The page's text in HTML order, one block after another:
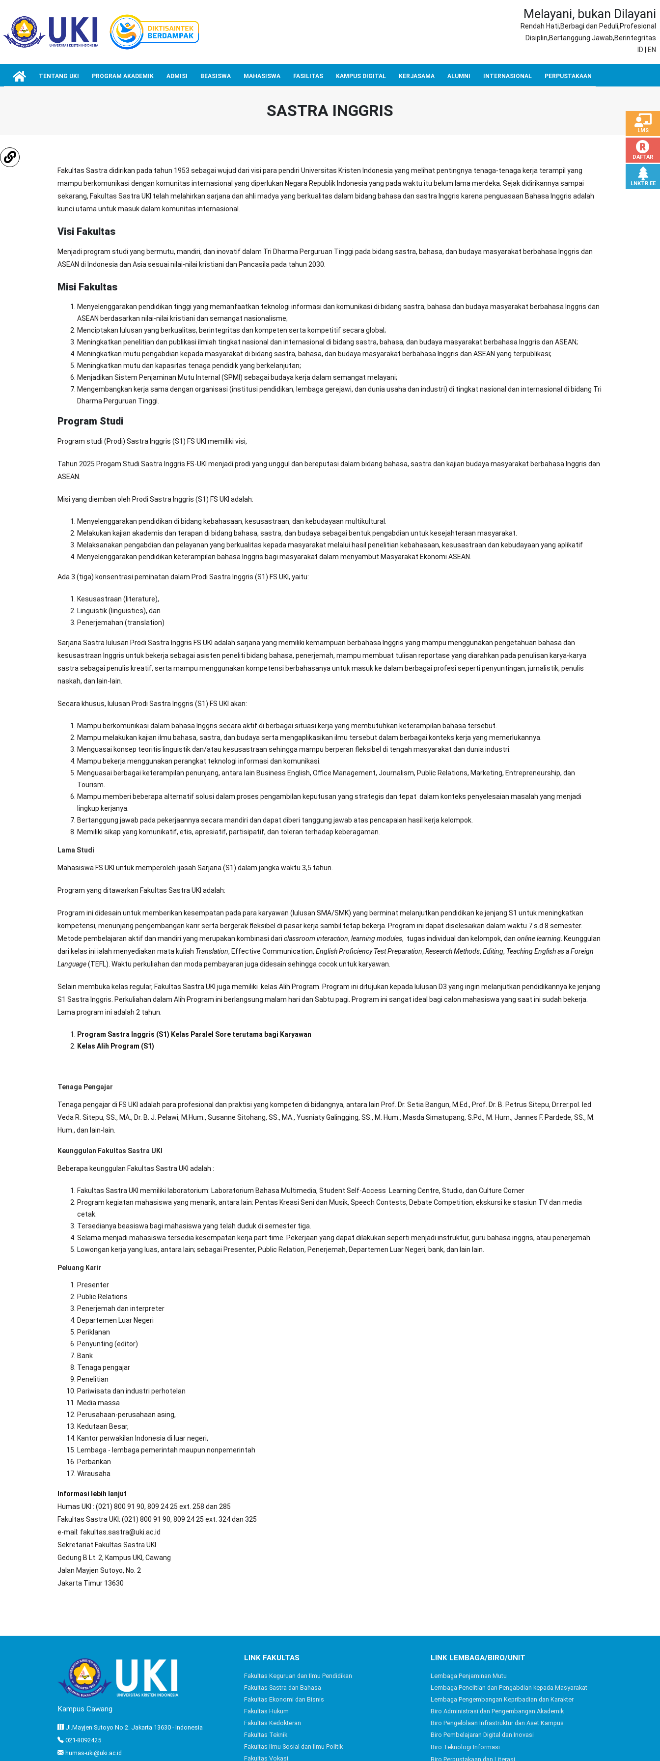
Melayani, bukan Dilayani
Rendah Hati,Berbagi dan Peduli,Profesional
Disiplin,Bertanggung Jawab,Berintegritas
ID
EN
TENTANG UKI PROGRAM AKADEMIK ADMISI BEASISWA MAHASISWA FASILITAS KAMPUS DIGITAL KERJASAMA ALUMNI INTERNASIONAL PERPUSTAKAAN
SASTRA INGGRIS
Fakultas Sastra didirikan pada tahun 1953 sebagai wujud dari visi para pendiri Universitas Kristen Indonesia yang melihat pentingnya tenaga-tenaga kerja terampil yang
mampu berkomunikasi dengan komunitas internasional yang diperlukan Negara Republik Indonesia yang pada waktu itu belum lama merdeka. Sejak didirikannya sampai
sekarang, Fakultas Sastra UKI telah melahirkan sarjana dan ahli madya yang berkualitas dalam bidang bahasa dan sastra Inggris karena penguasaan Bahasa Inggris adalah
kunci utama untuk masuk dalam komunitas internasional.
Visi Fakultas
Menjadi program studi yang bermutu, mandiri, dan inovatif dalam Tri Dharma Perguruan Tinggi pada bidang sastra, bahasa, dan budaya masyarakat berbahasa Inggris dan
ASEAN di Indonesia dan Asia sesuai nilai-nilai kristiani dan Pancasila pada tahun 2030.
Misi Fakultas
Menyelenggarakan pendidikan tinggi yang memanfaatkan teknologi informasi dan komunikasi di bidang sastra, bahasa dan budaya masyarakat berbahasa Inggris dan
ASEAN berdasarkan nilai-nilai kristiani dan semangat nasionalisme;
Menciptakan lulusan yang berkualitas, berintegritas dan kompeten serta kompetitif secara global;
Meningkatkan penelitian dan publikasi ilmiah tingkat nasional dan internasional di bidang sastra, bahasa, dan budaya masyarakat berbahasa Inggris dan ASEAN;
Meningkatkan mutu pengabdian kepada masyarakat di bidang sastra, bahasa, dan budaya masyarakat berbahasa Inggris dan ASEAN yang terpublikasi;
Meningkatkan mutu dan kapasitas tenaga pendidik yang berkelanjutan;
Menjadikan Sistem Penjaminan Mutu Internal (SPMI) sebagai budaya kerja dalam semangat melayani;
Mengembangkan kerja sama dengan organisasi (institusi pendidikan, lembaga gerejawi, dan dunia usaha dan industri) di tingkat nasional dan internasional di bidang Tri
Dharma Perguruan Tinggi.
Program Studi
Program studi (Prodi) Sastra Inggris (S1) FS UKI memiliki visi,
Tahun 2025 Progam Studi Sastra Inggris FS-UKI menjadi prodi yang unggul dan bereputasi dalam bidang bahasa, sastra dan kajian budaya masyarakat berbahasa Inggris dan
ASEAN.
Misi yang diemban oleh Prodi Sastra Inggris (S1) FS UKI adalah:
Menyelenggarakan pendidikan di bidang kebahasaan, kesusastraan, dan kebudayaan multikultural.
Melakukan kajian akademis dan terapan di bidang bahasa, sastra, dan budaya sebagai bentuk pengabdian untuk kesejahteraan masyarakat.
Melaksanakan pengabdian dan pelayanan yang berkualitas kepada masyarakat melalui hasil penelitian kebahasaan, kesusastraan dan kebudayaan yang aplikatif
Menyelenggarakan pendidikan keterampilan bahasa Inggris bagi masyarakat dalam menyambut Masyarakat Ekonomi ASEAN.
Ada 3 (tiga) konsentrasi peminatan dalam Prodi Sastra Inggris (S1) FS UKI, yaitu:
Kesusastraan (literature),
Linguistik (linguistics), dan
Penerjemahan (translation)
Sarjana Sastra lulusan Prodi Sastra Inggris FS UKI adalah sarjana yang memiliki kemampuan berbahasa Inggris yang mampu menggunakan pengetahuan bahasa dan
kesusastraan Inggris untuk bekerja sebagai asisten peneliti bidang bahasa, penerjemah, mampu membuat tulisan reportase yang diarahkan pada penulisan karya-karya
sastra sebagai penulis kreatif, serta mampu menggunakan kompetensi berbahasanya untuk masuk ke dalam berbagai profesi seperti penyuntingan, jurnalistik, penulis
naskah, dan lain-lain.
Secara khusus, lulusan Prodi Sastra Inggris (S1) FS UKI akan:
Mampu berkomunikasi dalam bahasa Inggris secara aktif di berbagai situasi kerja yang membutuhkan keterampilan bahasa tersebut.
Mampu melakukan kajian ilmu bahasa, sastra, dan budaya serta mengaplikasikan ilmu tersebut dalam berbagai konteks kerja yang memerlukannya.
Menguasai konsep teoritis linguistik dan/atau kesusastraan sehingga mampu berperan fleksibel di tengah masyarakat dan dunia industri.
Mampu bekerja menggunakan perangkat teknologi informasi dan komunikasi.
Menguasai berbagai keterampilan penunjang, antara lain Business English, Office Management, Journalism, Public Relations, Marketing, Entrepreneurship, dan
Tourism.
Mampu memberi beberapa alternatif solusi dalam proses pengambilan keputusan yang strategis dan tepat dalam konteks penyelesaian masalah yang menjadi
lingkup kerjanya.
Bertanggung jawab pada pekerjaannya secara mandiri dan dapat diberi tanggung jawab atas pencapaian hasil kerja kelompok.
Memiliki sikap yang komunikatif, etis, apresiatif, partisipatif, dan toleran terhadap keberagaman.
Lama Studi
Mahasiswa FS UKI untuk memperoleh ijasah Sarjana (S1) dalam jangka waktu 3,5 tahun.
Program yang ditawarkan Fakultas Sastra UKI adalah:
Program ini didesain untuk memberikan kesempatan pada para karyawan (lulusan SMA/SMK) yang berminat melanjutkan pendidikan ke jenjang S1 untuk meningkatkan
kompetensi, menunjang pengembangan karir serta bergerak fleksibel di pasar kerja sambil tetap bekerja. Program ini dapat diselesaikan dalam waktu 7 s.d 8 semester.
Metode pembelajaran aktif dan mandiri yang merupakan kombinasi dari classroom interaction, learning modules, tugas individual dan kelompok, dan online learning . Keunggulan
dari kelas ini ialah menyediakan mata kuliah Translation, Effective Communication, English Proficiency Test Preparation, Research Methods, Editing, Teaching English as a Foreign
Language(TEFL). Waktu perkuliahan dan moda pembayaran juga didesain sehingga cocok untuk karyawan.
Selain membuka kelas regular, Fakultas Sastra UKI juga memiliki kelas Alih Program. Program ini ditujukan kepada lulusan D3 yang ingin melanjutkan pendidikannya ke jenjang
S1 Sastra Inggris. Perkuliahan dalam Alih Program ini berlangsung malam hari dan Sabtu pagi. Program ini sangat ideal bagi calon mahasiswa yang saat ini sudah bekerja.
Lama program ini adalah 2 tahun.
Program Sastra Inggris (S1) Kelas Paralel Sore terutama bagi Karyawan
Kelas Alih Program (S1)
Tenaga Pengajar
Tenaga pengajar di FS UKI adalah para profesional dan praktisi yang kompeten di bidangnya, antara lain Prof. Dr. Setia Bangun, M.Ed., Prof. Dr. B. Petrus Sitepu, Dr.rer.pol. Ied
Veda R. Sitepu, SS., MA., Dr. B. J. Pelawi, M.Hum., Susanne Sitohang, SS., MA., Yusniaty Galingging, SS., M. Hum., Masda Simatupang, S.Pd., M. Hum., Jannes F. Pardede, SS., M.
Hum., dan lain-lain.
Keunggulan Fakultas Sastra UKI
Beberapa keunggulan Fakultas Sastra UKI adalah :
Fakultas Sastra UKI memiliki laboratorium: Laboratorium Bahasa Multimedia, Student Self-Access Learning Centre, Studio, dan Culture Corner
Program kegiatan mahasiswa yang menarik, antara lain: Pentas Kreasi Seni dan Musik, Speech Contests, Debate Competition, ekskursi ke stasiun TV dan media
cetak.
Tersedianya beasiswa bagi mahasiswa yang telah duduk di semester tiga.
Selama menjadi mahasiswa tersedia kesempatan kerja part time. Pekerjaan yang dapat dilakukan seperti menjadi instruktur, guru bahasa inggris, atau penerjemah.
Lowongan kerja yang luas, antara lain; sebagai Presenter, Public Relation, Penerjemah, Departemen Luar Negeri, bank, dan lain lain.
Peluang Karir
Presenter
Public Relations
Penerjemah dan interpreter
Departemen Luar Negeri
Periklanan
Penyunting (editor)
Bank
Tenaga pengajar
Penelitian
Pariwisata dan industri perhotelan
Media massa
Perusahaan-perusahaan asing,
Kedutaan Besar,
Kantor perwakilan Indonesia di luar negeri,
Lembaga - lembaga pemerintah maupun nonpemerintah
Perbankan
Wirausaha
Informasi lebih lanjut
Humas UKI : (021) 800 91 90, 809 24 25 ext. 258 dan 285
Fakultas Sastra UKI: (021) 800 91 90, 809 24 25 ext. 324 dan 325
e-mail: fakultas.sastra@uki.ac.id
Sekretariat Fakultas Sastra UKI
Gedung B Lt. 2, Kampus UKI, Cawang
Jalan Mayjen Sutoyo, No. 2
Jakarta Timur 13630
Kampus Cawang
Jl.Mayjen Sutoyo No 2. Jakarta 13630 - Indonesia
021-8092425
humas-uki@uki.ac.id
LINK FAKULTAS
Fakultas Keguruan dan Ilmu Pendidikan
Fakultas Sastra dan Bahasa
Fakultas Ekonomi dan Bisnis
Fakultas Hukum
Fakultas Kedokteran
Fakultas Teknik
Fakultas Ilmu Sosial dan Ilmu Politik
Fakultas Vokasi
LINK LEMBAGA/BIRO/UNIT
Lembaga Penjaminan Mutu
Lembaga Penelitian dan Pengabdian kepada Masyarakat
Lembaga Pengembangan Kepribadian dan Karakter
Biro Administrasi dan Pengembangan Akademik
Biro Pengelolaan Infrastruktur dan Aset Kampus
Biro Pembelajaran Digital dan Inovasi
Biro Teknologi Informasi
Biro Perpustakaan dan Literasi
LMS
DAFTAR
LNKTR.EE